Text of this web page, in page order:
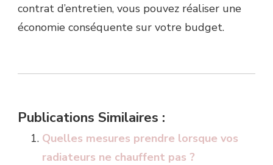
contrat d’entretien, vous pouvez réaliser une
économie conséquente sur votre budget.
Publications Similaires :
Quelles mesures prendre lorsque vos
radiateurs ne chauffent pas ?